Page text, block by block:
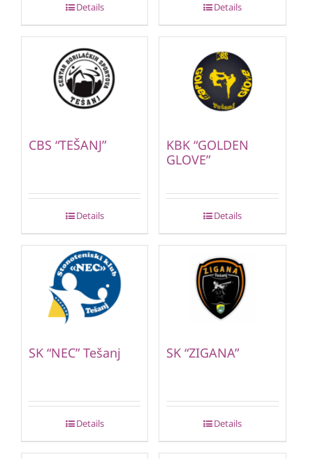
Details Details
CBS “TEŠANJ”
Details
KBK “GOLDEN
GLOVE”
Details
SK “NEC” Tešanj
Details
SK “ZIGANA”
Details